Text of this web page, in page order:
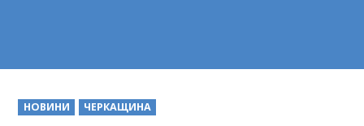
POSTED
IN
НОВИНИ ЧЕРКАЩИНА